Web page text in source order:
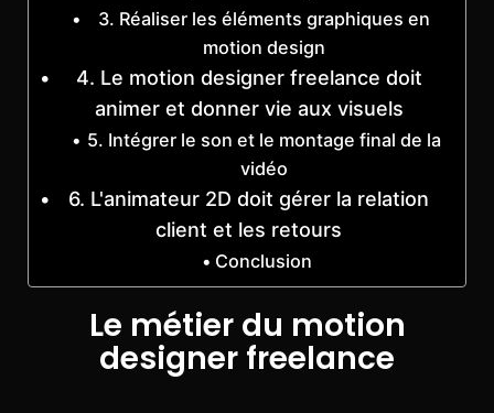
3. Réaliser les éléments graphiques en
motion design
4. Le motion designer freelance doit
animer et donner vie aux visuels
5. Intégrer le son et le montage final de la
vidéo
6. L'animateur 2D doit gérer la relation
client et les retours
Conclusion
Le métier du motion
designer freelance